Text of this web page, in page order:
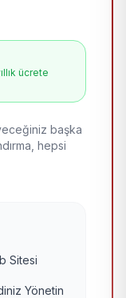
ücrete
başka
hepsi
Sitesi
Yönetin